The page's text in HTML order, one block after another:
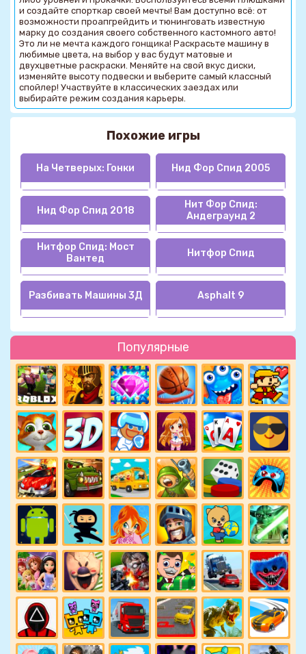
Популярные
и создайте спорткар своей мечты! Вам доступно всё: от
возможности проапгрейдить и тюнинговать известную
марку до создания своего собственного кастомного авто!
Это ли не мечта каждого гонщика! Раскрасьте машину в
любимые цвета, на выбор у вас будут матовые и
двухцветные раскраски. Меняйте на свой вкус диски,
изменяйте высоту подвески и выберите самый классный
спойлер! Участвуйте в классических заездах или
выбирайте режим создания карьеры.
Похожие игры
На Четверых: Гонки Нид Фор Спид 2005
Нид Фор Спид 2018
Нит Фор Спид:
Андеграунд 2
Нитфор Спид: Мост
Вантед
Нитфор Спид
Разбивать Машины 3Д Asphalt 9